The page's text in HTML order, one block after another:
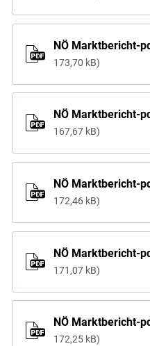
NÖ Marktbericht-
173,70 kB
NÖ Marktbericht-
167,67 kB
NÖ Marktbericht-
172,46 kB
NÖ Marktbericht-
171,07 kB
NÖ Marktbericht-
172,25 kB